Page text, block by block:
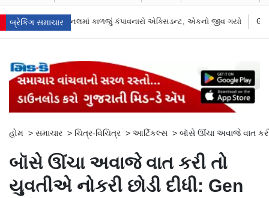
બ્રેકિંગ સમાચાર
એકનો જીવ ગયો Gujarat News: મોરબીમાં મેજિક! કૂવાનું પાણી
હોમ > સમાચાર > ચિત્ર-વિચિત્ર > આર્ટિકલ્સ > બૉસે ઊંચા અવાજે વાત કરી
બૉસે ઊંચા અવાજે વાત કરી તો
યુવતીએ નોકરી છોડી દીધી: Gen